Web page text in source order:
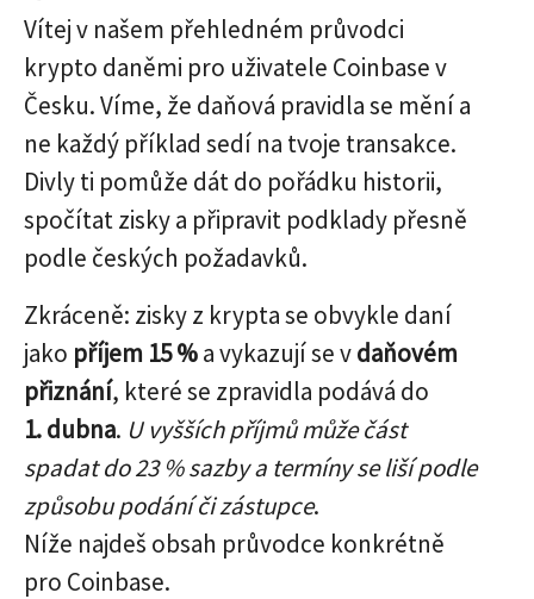
Vítej v našem přehledném průvodci
krypto daněmi pro uživatele Coinbase v
Česku. Víme, že daňová pravidla se mění a
ne každý příklad sedí na tvoje transakce.
Divly ti pomůže dát do pořádku historii,
spočítat zisky a připravit podklady přesně
podle českých požadavků.
Zkráceně: zisky z krypta se obvykle daní
jako příjem 15 %a vykazují se vdaňovém
přiznání, které se zpravidla podává do
1. dubna. U vyšších příjmů může část
spadat do 23 % sazby a termíny se liší podle
způsobu podání či zástupce.
Níže najdeš obsah průvodce konkrétně
pro Coinbase.